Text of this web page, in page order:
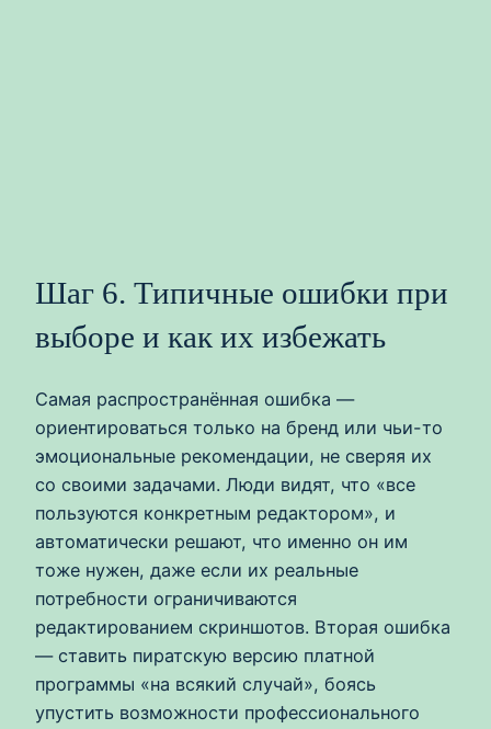
Шаг 6. Типичные ошибки при
выборе и как их избежать
Самая распространённая ошибка —
ориентироваться только на бренд или чьи-то
эмоциональные рекомендации, не сверяя их
со своими задачами. Люди видят, что «все
пользуются конкретным редактором», и
автоматически решают, что именно он им
тоже нужен, даже если их реальные
потребности ограничиваются
редактированием скриншотов. Вторая ошибка
— ставить пиратскую версию платной
программы «на всякий случай», боясь
упустить возможности профессионального